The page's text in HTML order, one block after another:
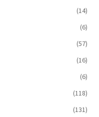
(14)
(6)
(57)
(16)
(6)
(118)
(131)